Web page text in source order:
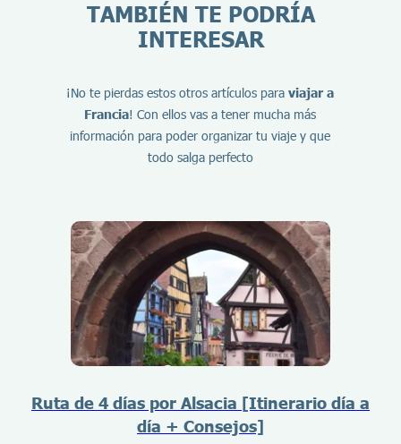
TAMBIÉN TE PODRÍA
INTERESAR
¡No te pierdas estos otros artículos paraviajar a
Francia! Con ellos vas a tener mucha más
información para poder organizar tu viaje y que
todo salga perfecto
Ruta de 4 días por Alsacia [Itinerario día a
día + Consejos]